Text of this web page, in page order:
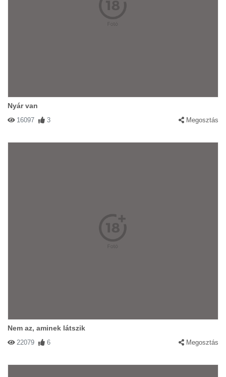
Nyár van
16097 3 Megosztás
Nem az, aminek látszik
22079 6 Megosztás